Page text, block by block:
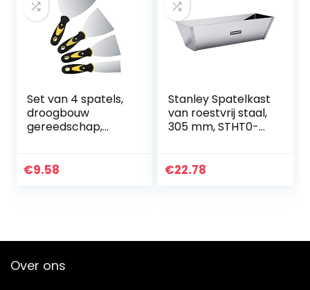
Set van 4 spatels,
droogbouw
gereedschap,
met kunststof
cm; 10 cm; 15 cm)
€9.58
Stanley Spatelkast
van roestvrij staal,
305 mm, STHT0-
€22.78
Over ons